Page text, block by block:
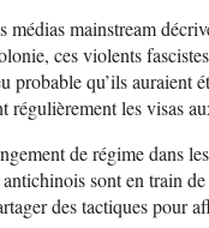
mainstream
ces violents
probable qu’ils auraient
régulièrement les visas
de régime dans
sont en train
des tactiques pour